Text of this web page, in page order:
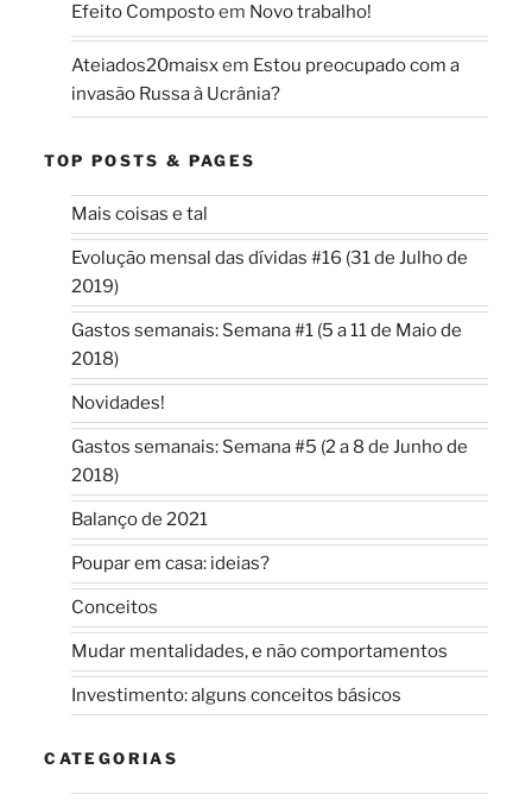
Efeito Compostoem Novo trabalho!
Ateiados20maisxem Estou preocupado com a
invasão Russa à Ucrânia?
TOP POSTS & PAGES
Mais coisas e tal
Evolução mensal das dívidas #16 (31 de Julho de
2019)
Gastos semanais: Semana #1 (5 a 11 de Maio de
2018)
Novidades!
Gastos semanais: Semana #5 (2 a 8 de Junho de
2018)
Balanço de 2021
Poupar em casa: ideias?
Conceitos
Mudar mentalidades, e não comportamentos
Investimento: alguns conceitos básicos
CATEGORIAS